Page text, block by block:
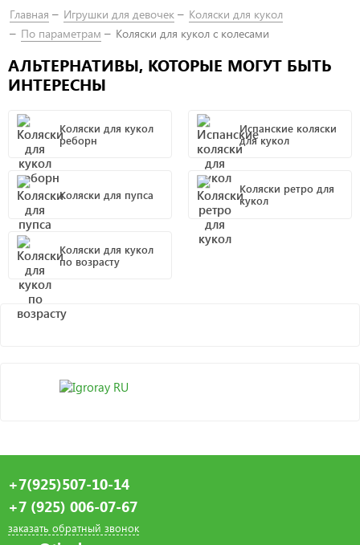
Главная Игрушки для девочек
Коляски для кукол
По параметрам
Коляски для кукол с колесами
АЛЬТЕРНАТИВЫ, КОТОРЫЕ МОГУТ БЫТЬ
ИНТЕРЕСНЫ
Коляски для кукол
реборн
Испанские коляски
для кукол
Коляски для пупса
Коляски ретро для
кукол
Коляски для кукол
по возрасту
+7(925)507-10-14
+7 (925) 006-07-67
заказать обратный звонок